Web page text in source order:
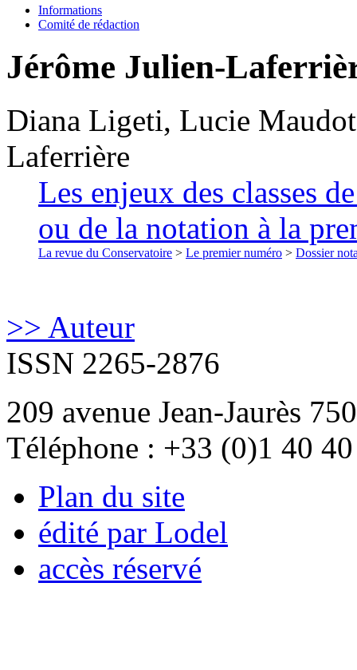
Informations
Comité de rédaction
Jérôme Julien-
Diana Ligeti, Lucie
Laferrière
Les enjeux des classes
ou de la notation à la
La revue du Conservatoire > Le premier numéro > Dossier
>> Auteur
ISSN 2265-2876
209 avenue Jean-Jaurès
Téléphone : +33 (0)1 40
Plan du site
édité par Lodel
accès réservé